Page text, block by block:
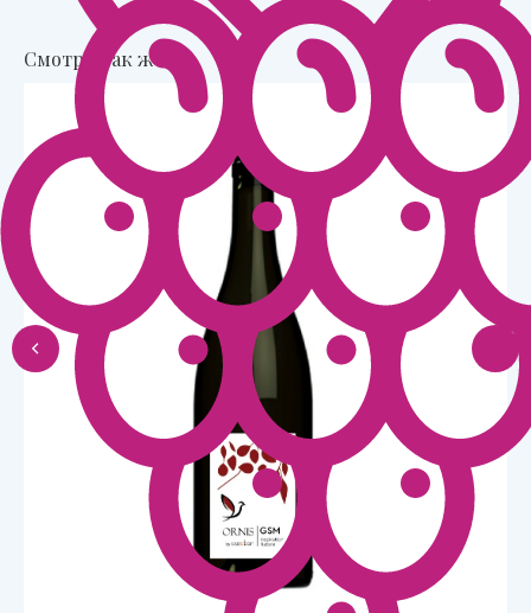
Смотри так же